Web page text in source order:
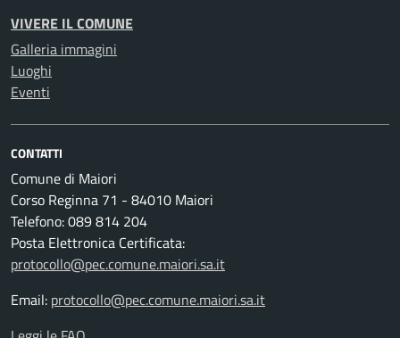
VIVERE IL COMUNE
Galleria immagini
Luoghi
Eventi
CONTATTI
Comune di Maiori
Corso Reginna 71 - 84010 Maiori
Telefono: 089 814 204
Posta Elettronica Certificata:
protocollo@pec.comune.maiori.sa.it
Email: protocollo@pec.comune.maiori.sa.it